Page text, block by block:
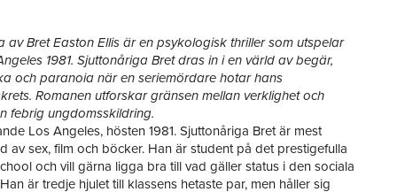
av Bret Easton Ellis är en psykologisk thriller som utspelar
1981. Sjuttonåriga Bret dras in i en värld av begär,
och paranoia när en seriemördare hotar hans
Romanen utforskar gränsen mellan verklighet och
febrig ungdomsskildring.
Los Angeles, hösten 1981. Sjuttonåriga Bret är mest
av sex, film och böcker. Han är student på det prestigefulla
och vill gärna ligga bra till vad gäller status i den sociala
är tredje hjulet till klassens hetaste par, men håller sig